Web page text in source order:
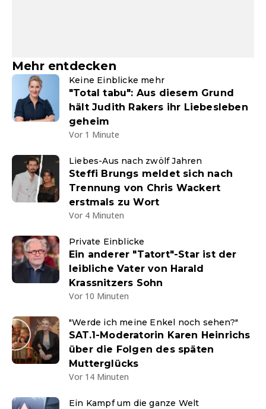
Mehr entdecken
Keine Einblicke mehr
"Total tabu": Aus diesem Grund
hält Judith Rakers ihr Liebesleben
geheim
Vor 1 Minute
Liebes-Aus nach zwölf Jahren
Steffi Brungs meldet sich nach
Trennung von Chris Wackert
erstmals zu Wort
Vor 4 Minuten
Private Einblicke
Ein anderer "Tatort"-Star ist der
leibliche Vater von Harald
Krassnitzers Sohn
Vor 10 Minuten
"Werde ich meine Enkel noch sehen?"
SAT.1-Moderatorin Karen Heinrichs
über die Folgen des späten
Mutterglücks
Vor 14 Minuten
Ein Kampf um die ganze Welt